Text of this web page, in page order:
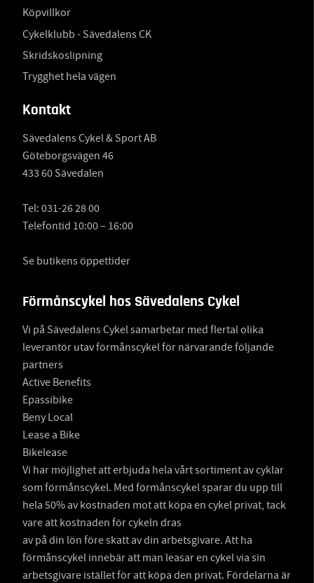
Köpvillkor
Cykelklubb - Sävedalens CK
Skridskoslipning
Trygghet hela vägen
Kontakt
Sävedalens Cykel & Sport AB
Göteborgsvägen 46
433 60 Sävedalen
Tel: 031-26 28 00
Telefontid 10:00 – 16:00
Se butikens öppettider
Förmånscykel hos Sävedalens Cykel
Vi på Sävedalens Cykel samarbetar med flertal olika
leverantör utav förmånscykel för närvarande följande
partners
Active Benefits
Epassibike
Beny Local
Lease a Bike
Bikelease
Vi har möjlighet att erbjuda hela vårt sortiment av cyklar
som förmånscykel. Med förmånscykel sparar du upp till
hela 50% av kostnaden mot att köpa en cykel privat, tack
vare att kostnaden för cykeln dras
av på din lön före skatt av din arbetsgivare. Att ha
förmånscykel innebär att man leasar en cykel via sin
arbetsgivare istället för att köpa den privat. Fördelarna är